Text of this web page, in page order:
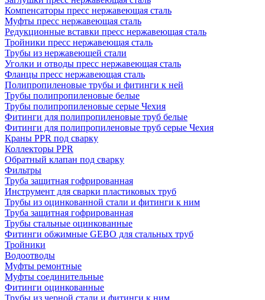
Компенсаторы пресс нержавеющая сталь
Муфты пресс нержавеющая сталь
Редукционные вставки пресс нержавеющая сталь
Тройники пресс нержавеющая сталь
Трубы из нержавеющей стали
Уголки и отводы пресс нержавеющая сталь
Фланцы пресс нержавеющая сталь
Полипропиленовые трубы и фитинги к ней
Трубы полипропиленовые белые
Трубы полипропиленовые серые Чехия
Фитинги для полипропиленовые труб белые
Фитинги для полипропиленовые труб серые Чехия
Краны PPR под сварку
Коллекторы PPR
Обратный клапан под сварку
Фильтры
Труба защитная гофрированная
Инструмент для сварки пластиковых труб
Трубы из оцинкованной стали и фитинги к ним
Труба защитная гофрированная
Трубы стальные оцинкованные
Фитинги обжимные GEBO для стальных труб
Тройники
Водоотводы
Муфты ремонтные
Муфты соединительные
Фитинги оцинкованные
Трубы из черной стали и фитинги к ним